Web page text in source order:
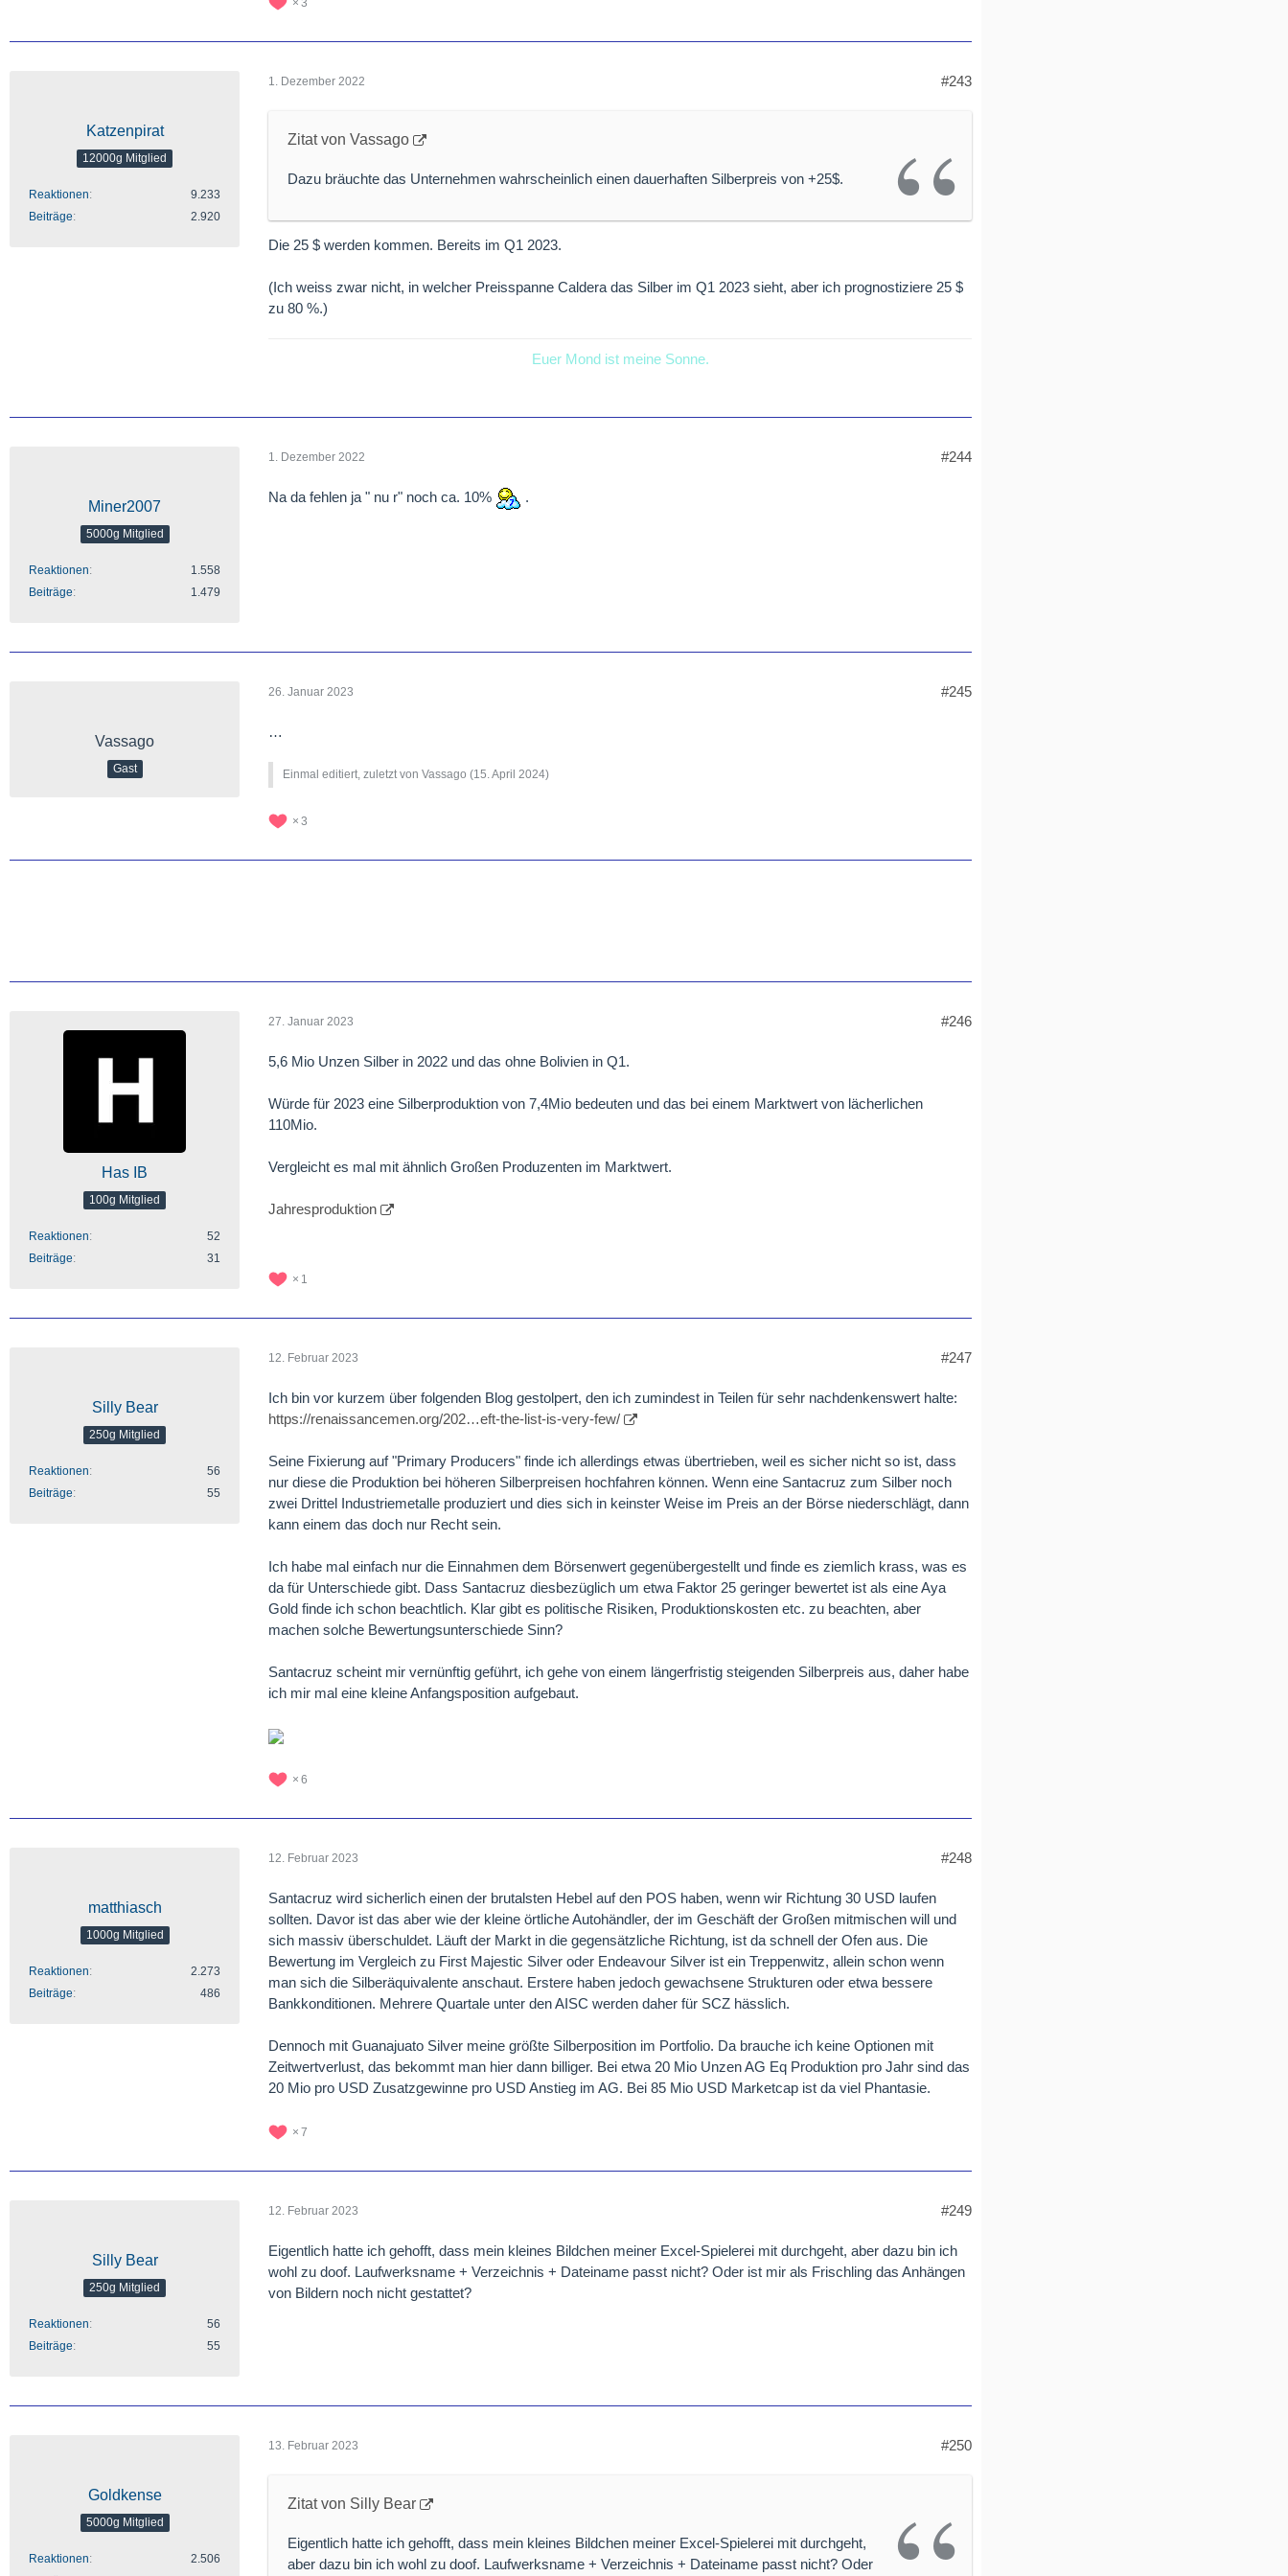
Katzenpirat
12000g Mitglied
Reaktionen
9.233
Beiträge
2.920
1. Dezember 2022 #243
Zitat von Vassago
Dazu bräuchte das Unternehmen wahrscheinlich einen dauerhaften Silberpreis von +25$.
Die 25 $ werden kommen. Bereits im Q1 2023.
(Ich weiss zwar nicht, in welcher Preisspanne Caldera das Silber im Q1 2023 sieht, aber ich prognostiziere 25 $
zu 80 %.)
Euer Mond ist meine Sonne.
Miner2007
5000g Mitglied
Reaktionen
1.558
Beiträge
1.479
1. Dezember 2022 #244
Na da fehlen ja " nu r" noch ca. 10% .
Vassago
Gast
26. Januar 2023 #245
…
Einmal editiert, zuletzt von Vassago (15. April 2024)
3
Has IB
100g Mitglied
Reaktionen
52
Beiträge
31
27. Januar 2023 #246
5,6 Mio Unzen Silber in 2022 und das ohne Bolivien in Q1.
Würde für 2023 eine Silberproduktion von 7,4Mio bedeuten und das bei einem Marktwert von lächerlichen
110Mio.
Vergleicht es mal mit ähnlich Großen Produzenten im Marktwert.
Jahresproduktion
1
Silly Bear
250g Mitglied
Reaktionen
56
Beiträge
55
12. Februar 2023 #247
Ich bin vor kurzem über folgenden Blog gestolpert, den ich zumindest in Teilen für sehr nachdenkenswert halte:
https://renaissancemen.org/202…eft-the-list-is-very-few/
Seine Fixierung auf "Primary Producers" finde ich allerdings etwas übertrieben, weil es sicher nicht so ist, dass
nur diese die Produktion bei höheren Silberpreisen hochfahren können. Wenn eine Santacruz zum Silber noch
zwei Drittel Industriemetalle produziert und dies sich in keinster Weise im Preis an der Börse niederschlägt, dann
kann einem das doch nur Recht sein.
Ich habe mal einfach nur die Einnahmen dem Börsenwert gegenübergestellt und finde es ziemlich krass, was es
da für Unterschiede gibt. Dass Santacruz diesbezüglich um etwa Faktor 25 geringer bewertet ist als eine Aya
Gold finde ich schon beachtlich. Klar gibt es politische Risiken, Produktionskosten etc. zu beachten, aber
machen solche Bewertungsunterschiede Sinn?
Santacruz scheint mir vernünftig geführt, ich gehe von einem längerfristig steigenden Silberpreis aus, daher habe
ich mir mal eine kleine Anfangsposition aufgebaut.
6
matthiasch
1000g Mitglied
Reaktionen
2.273
Beiträge
486
12. Februar 2023 #248
Santacruz wird sicherlich einen der brutalsten Hebel auf den POS haben, wenn wir Richtung 30 USD laufen
sollten. Davor ist das aber wie der kleine örtliche Autohändler, der im Geschäft der Großen mitmischen will und
sich massiv überschuldet. Läuft der Markt in die gegensätzliche Richtung, ist da schnell der Ofen aus. Die
Bewertung im Vergleich zu First Majestic Silver oder Endeavour Silver ist ein Treppenwitz, allein schon wenn
man sich die Silberäquivalente anschaut. Erstere haben jedoch gewachsene Strukturen oder etwa bessere
Bankkonditionen. Mehrere Quartale unter den AISC werden daher für SCZ hässlich.
Dennoch mit Guanajuato Silver meine größte Silberposition im Portfolio. Da brauche ich keine Optionen mit
Zeitwertverlust, das bekommt man hier dann billiger. Bei etwa 20 Mio Unzen AG Eq Produktion pro Jahr sind das
20 Mio pro USD Zusatzgewinne pro USD Anstieg im AG. Bei 85 Mio USD Marketcap ist da viel Phantasie.
7
Silly Bear
250g Mitglied
Reaktionen
56
Beiträge
55
12. Februar 2023 #249
Eigentlich hatte ich gehofft, dass mein kleines Bildchen meiner Excel-Spielerei mit durchgeht, aber dazu bin ich
wohl zu doof. Laufwerksname + Verzeichnis + Dateiname passt nicht? Oder ist mir als Frischling das Anhängen
von Bildern noch nicht gestattet?
Goldkense
5000g Mitglied
Reaktionen
2.506
13. Februar 2023 #250
Zitat von Silly Bear
Eigentlich hatte ich gehofft, dass mein kleines Bildchen meiner Excel-Spielerei mit durchgeht,
aber dazu bin ich wohl zu doof. Laufwerksname + Verzeichnis + Dateiname passt nicht? Oder